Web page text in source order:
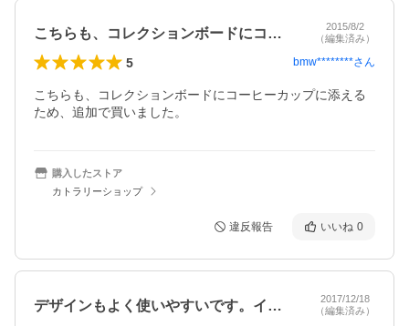
こちらも、コレクションボードにコーヒー…
2015/8/2
（編集済み）
5 bmw********さん
こちらも、コレクションボードにコーヒーカップに添える
ため、追加で買いました。
購入したストア
カトラリーショップ
違反報告 いいね 0
デザインもよく使いやすいです。イニシャ…
2017/12/18
（編集済み）